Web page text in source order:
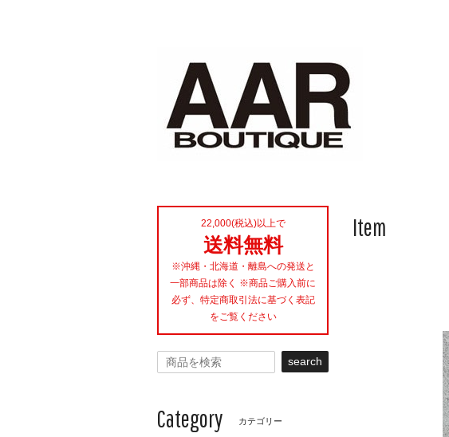
Item
22,000(税込)以上で
送料無料
※沖縄・北海道・離島への発送と
一部商品は除く ※商品ご購入前に
必ず、特定商取引法に基づく表記
をご覧ください
search
Category カテゴリー